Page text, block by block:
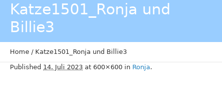
Katze1501_Ronja und
Billie3
Home / Katze1501_Ronja und Billie3
Published 14. Juli 2023 at 600×600 in Ronja.